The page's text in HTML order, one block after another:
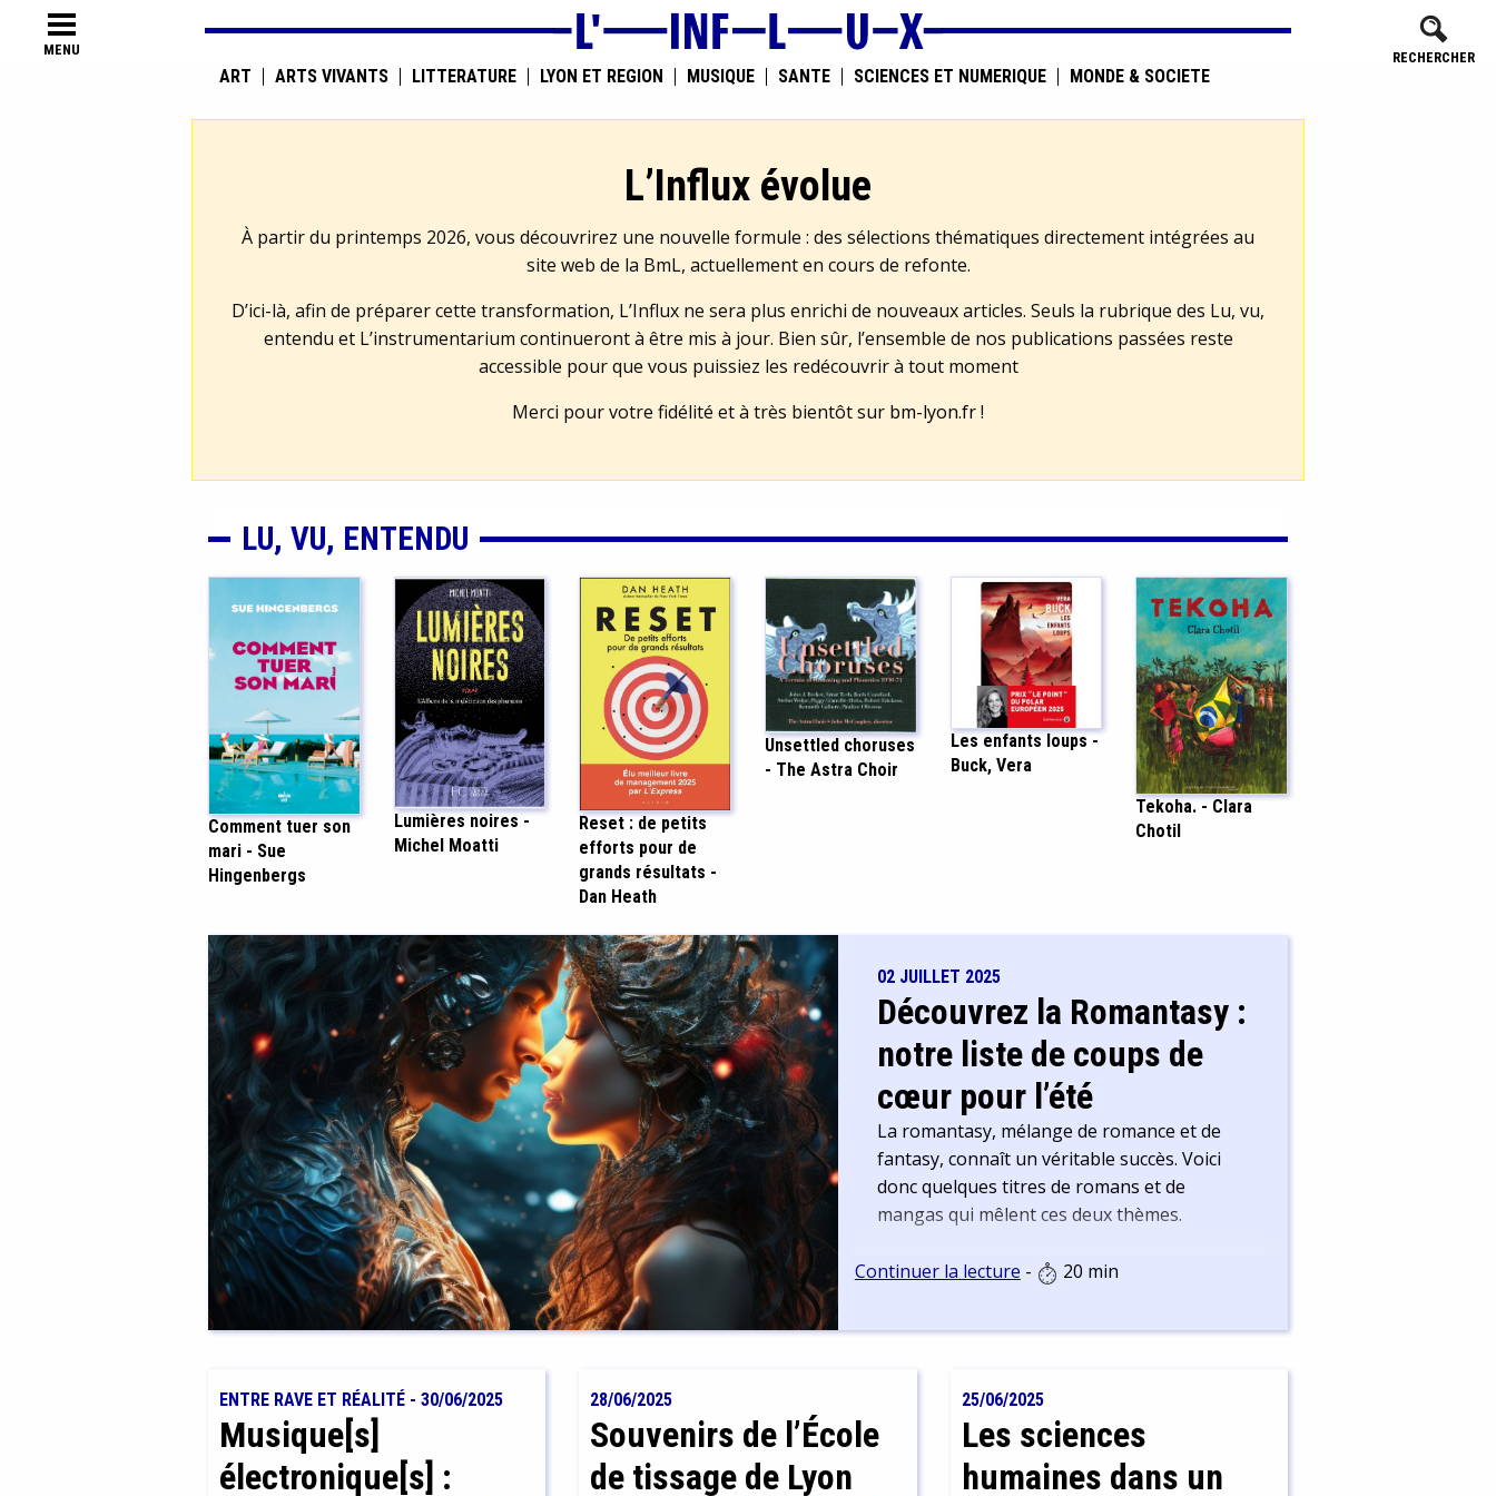
MENU RECHERCHER
ART ARTS VIVANTS LITTÉRATURE LYON ET RÉGION MUSIQUE SANTÉ SCIENCES ET NUMÉRIQUE MONDE & SOCIÉTÉ
L’Influx évolue
À partir du printemps 2026, vous découvrirez une nouvelle formule : des sélections thématiques directement intégrées au
site web de la BmL, actuellement en cours de refonte.
D’ici-là, afin de préparer cette transformation, L’Influx ne sera plus enrichi de nouveaux articles. Seuls la rubrique des Lu, vu,
entendu et L’instrumentarium continueront à être mis à jour. Bien sûr, l’ensemble de nos publications passées reste
accessible pour que vous puissiez les redécouvrir à tout moment
Merci pour votre fidélité et à très bientôt sur bm-lyon.fr!
LU, VU, ENTENDU
Comment tuer son
mari - Sue
Hingenbergs
Lumières noires -
Michel Moatti
Reset : de petits
efforts pour de
grands résultats -
Dan Heath
Unsettled choruses
- The Astra Choir
Les enfants loups -
Buck, Vera
Tekoha. - Clara
Chotil
02 JUILLET 2025
Découvrez la Romantasy :
notre liste de coups de
cœur pour l’été
La romantasy, mélange de romance et de
fantasy, connaît un véritable succès. Voici
donc quelques titres de romans et de
mangas qui mêlent ces deux thèmes.
Continuer la lecture - 20 min
ENTRE RAVE ET RÉALITÉ - 30/06/2025
Musique[s]
électronique[s] :
28/06/2025
Souvenirs de l’École
de tissage de Lyon
25/06/2025
Les sciences
humaines dans un